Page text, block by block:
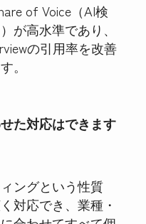
of Voice（AI検
が高水準であり、
の引用率を改善
。
た対応はできます
ングという性質
対応でき、業種・